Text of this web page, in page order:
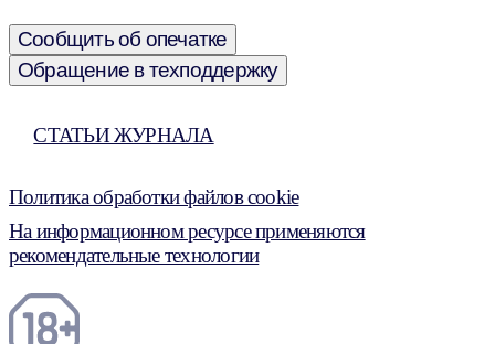
Сообщить об опечатке
Обращение в техподдержку
СТАТЬИ ЖУРНАЛА
Политика обработки файлов cookie
На информационном ресурсе применяются
рекомендательные технологии